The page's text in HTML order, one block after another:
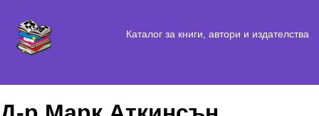
Каталог за книги, автори и издателства